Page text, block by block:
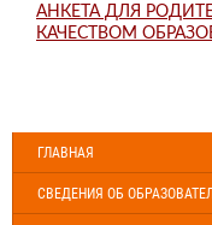
АНКЕТА ДЛЯ
КАЧЕСТВОМ
ГЛАВНАЯ
СВЕДЕНИЯ ОБ